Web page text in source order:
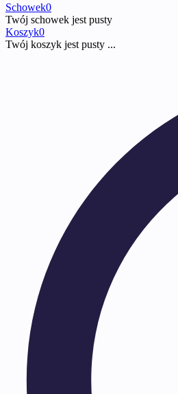
Schowek0
Twój schowek jest pusty
Koszyk0
Twój koszyk jest pusty ...